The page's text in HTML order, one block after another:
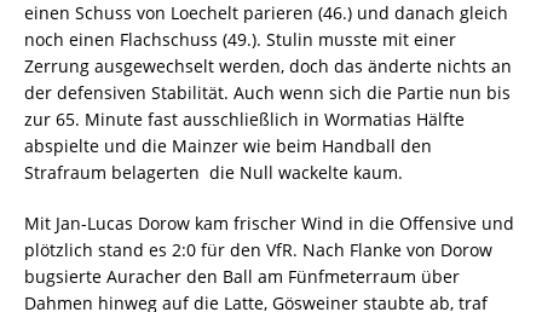
einen Schuss von Loechelt parieren (46.) und danach gleich
noch einen Flachschuss (49.). Stulin musste mit einer
Zerrung ausgewechselt werden, doch das änderte nichts an
der defensiven Stabilität. Auch wenn sich die Partie nun bis
zur 65. Minute fast ausschließlich in Wormatias Hälfte
abspielte und die Mainzer wie beim Handball den
Strafraum belagerten  die Null wackelte kaum.
Mit Jan-Lucas Dorow kam frischer Wind in die Offensive und
plötzlich stand es 2:0 für den VfR. Nach Flanke von Dorow
bugsierte Auracher den Ball am Fünfmeterraum über
Dahmen hinweg auf die Latte, Gösweiner staubte ab, traf